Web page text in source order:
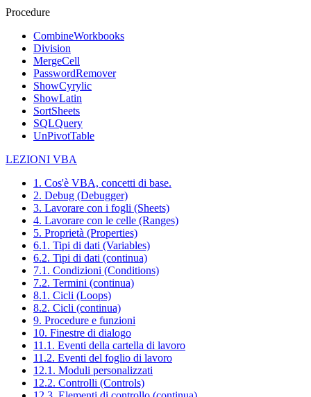
Procedure
CombineWorkbooks
Division
MergeCell
PasswordRemover
ShowCyrylic
ShowLatin
SortSheets
SQLQuery
UnPivotTable
LEZIONI VBA
1. Cos'è VBA, concetti di base.
2. Debug (Debugger)
3. Lavorare con i fogli (Sheets)
4. Lavorare con le celle (Ranges)
5. Proprietà (Properties)
6.1. Tipi di dati (Variables)
6.2. Tipi di dati (continua)
7.1. Condizioni (Conditions)
7.2. Termini (continua)
8.1. Cicli (Loops)
8.2. Cicli (continua)
9. Procedure e funzioni
10. Finestre di dialogo
11.1. Eventi della cartella di lavoro
11.2. Eventi del foglio di lavoro
12.1. Moduli personalizzati
12.2. Controlli (Controls)